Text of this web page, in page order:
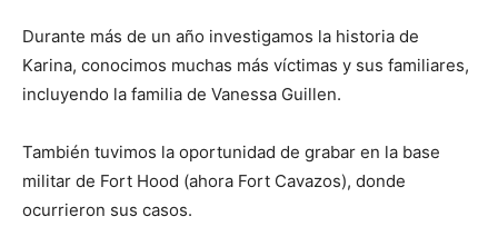
Durante más de un año investigamos la historia de
Karina, conocimos muchas más víctimas y sus familiares,
incluyendo la familia de Vanessa Guillen.
También tuvimos la oportunidad de grabar en la base
militar de Fort Hood (ahora Fort Cavazos), donde
ocurrieron sus casos.